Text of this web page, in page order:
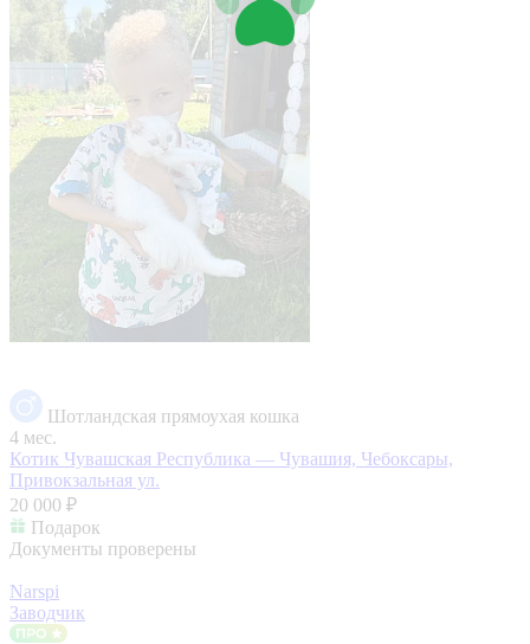
Шотландская прямоухая кошка
4 мес.
Котик Чувашская Республика — Чувашия, Чебоксары,
Привокзальная ул.
20 000 ₽
Подарок
Документы проверены
Narspi
Заводчик